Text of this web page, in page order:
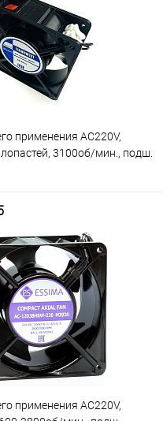
применения AC220V,
3100об/мин., подш.
26W 42дБ RQA12038HST,
В корзину
В наличии: 2шт.
применения AC220V,